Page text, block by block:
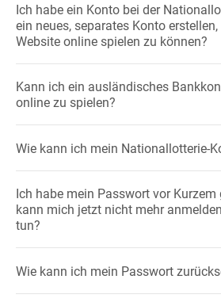
Ich habe ein Konto bei der
ein neues, separates Konto
Website online spielen zu können?
Kann ich ein ausländisches
online zu spielen?
Wie kann ich mein Nationallotterie-
Ich habe mein Passwort vor Kurzem
kann mich jetzt nicht mehr
tun?
Wie kann ich mein Passwort